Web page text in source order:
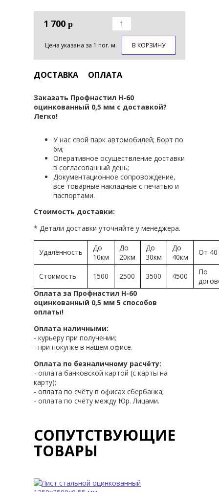
1 700 р
Цена указана за 1 пог. м. В КОРЗИНУ
ДОСТАВКА ОПЛАТА
Заказать Профнастил Н-60
оцинкованный 0,5 мм с доставкой?
Легко!
У нас свой парк автомобилей; Борт по
6м;
Оперативное осуществление доставки
в согласованный день;
Документационное сопровождение,
все товарные накладные с печатью и
паспортами.
Стоимость доставки:
* Детали доставки уточняйте у менеджера.
Удалённость
До
10км
До
20км
До
30км
До
40км
От 40
Стоимость 1500 2500 3500 4500
По
Оплата за Профнастил Н-60
оцинкованный 0,5 мм 5 способов
оплаты!
Оплата наличными:
- курьеру при получении;
- при покупке в нашем офисе.
Оплата по безналичному расчёту:
- оплата банковской картой (с карты на
карту);
- оплата по счёту в офисах сбербанка;
- оплата по счёту между Юр. Лицами.
СОПУТСТВУЮЩИЕ
ТОВАРЫ